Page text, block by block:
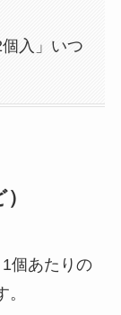
入」いつ
個あたりの